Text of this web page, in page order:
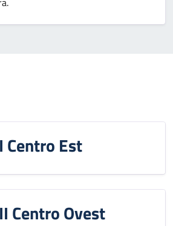
Centro Est
Centro Ovest